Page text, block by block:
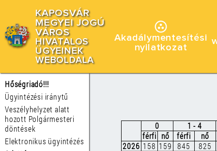
KAPOSVÁR
MEGYEI JOGÚ
VÁROS
HIVATALOS
ÜGYEINEK
WEBOLDALA
Akadálymentesítési
nyilatkozat
Hőségriadó!!!
Ügyintézési iránytű
Veszélyhelyzet alatt
hozott Polgármesteri
döntések
Elektronikus ügyintézés
0
1 - 4
férfi nő férfi
nő
2026 158 159 845
825